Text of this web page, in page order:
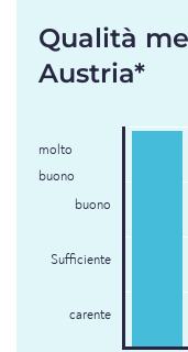
Qualità
Austria*
molto
buono
buono
Sufficiente
carente